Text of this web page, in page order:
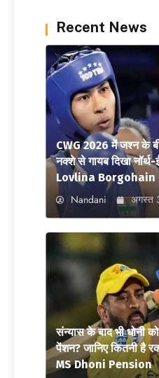
Recent News
CWG 2026 में जश्न के
नक्शे से गायब दिखा
Lovlina Borgohain
Nandani अगस्त
संन्यास के बाद भी धोनी
पेंशन? जानिए कितनी है
MS Dhoni Pension